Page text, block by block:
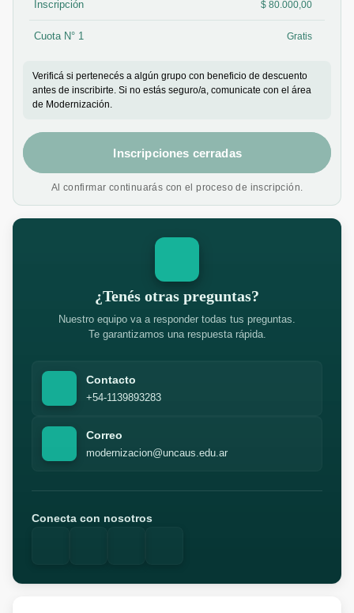
Inscripción $ 80.000,00
Cuota N° 1 Gratis
Verificá si pertenecés a algún grupo con beneficio de descuento
antes de inscribirte. Si no estás seguro/a, comunicate con el área
de Modernización.
Inscripciones cerradas
Al confirmar continuarás con el proceso de inscripción.
¿Tenés otras preguntas?
Nuestro equipo va a responder todas tus preguntas.
Te garantizamos una respuesta rápida.
Contacto
+54-1139893283
Correo
modernizacion@uncaus.edu.ar
Conecta con nosotros